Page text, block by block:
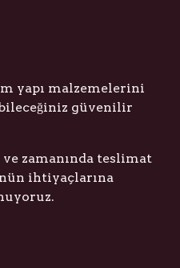
yapı malzemelerini
güvenilir
zamanında teslimat
ihtiyaçlarına